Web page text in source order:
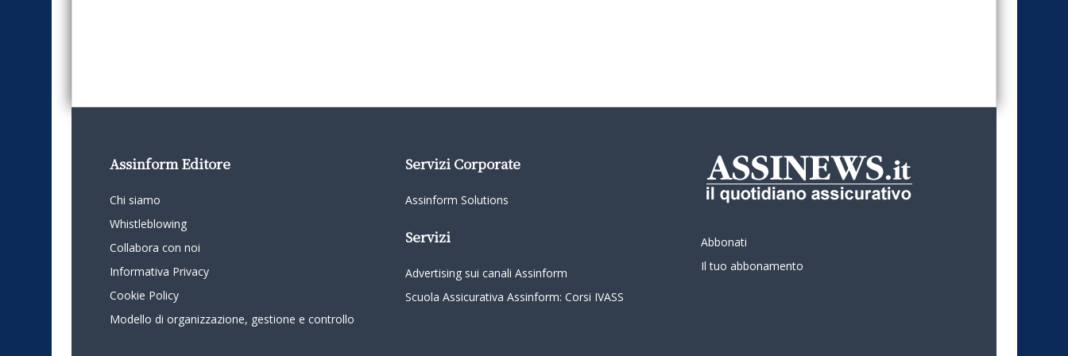
Assinform Editore
Chi siamo
Whistleblowing
Collabora con noi
Informativa Privacy
Cookie Policy
Modello di organizzazione, gestione e controllo
Servizi Corporate
Assinform Solutions
Servizi
Advertising sui canali Assinform
Scuola Assicurativa Assinform: Corsi IVASS
Abbonati
Il tuo abbonamento